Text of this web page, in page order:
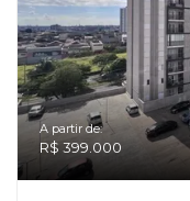
A partir de:
R$ 399.000